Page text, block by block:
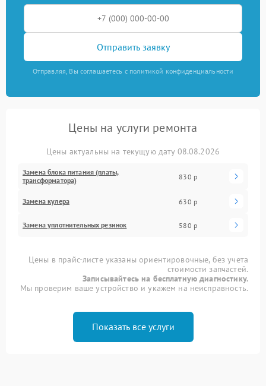
Отправить заявку
Отправляя, Вы соглашаетесь с политикой конфиденциальности
Цены на услуги ремонта
Цены актуальны на текущую дату 08.08.2026
Замена блока питания (платы,
трансформатора)
830 р
Замена кулера 630 р
Замена уплотнительных резинок 580 р
Цены в прайс-листе указаны ориентировочные, без учета
стоимости запчастей.
Записывайтесь на бесплатную диагностику.
Мы проверим ваше устройство и укажем на неисправность.
Показать все услуги